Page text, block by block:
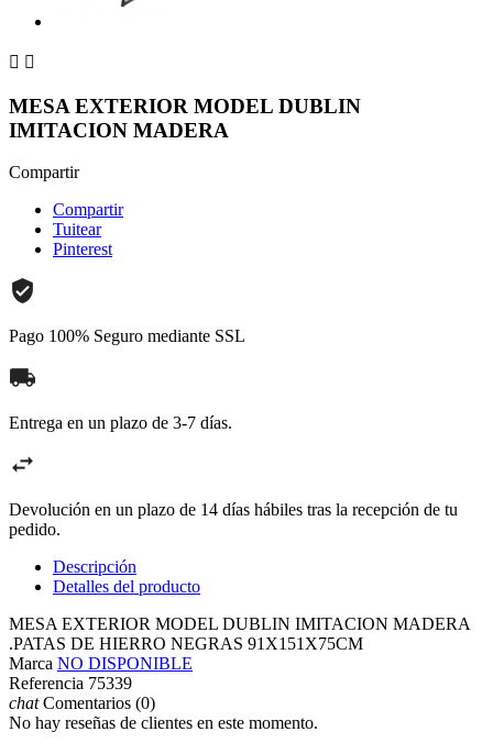
 
MESA EXTERIOR MODEL DUBLIN
IMITACION MADERA
Compartir
Compartir
Tuitear
Pinterest
Pago 100% Seguro mediante SSL
Entrega en un plazo de 3-7 días.
Devolución en un plazo de 14 días hábiles tras la recepción de tu
pedido.
Descripción
Detalles del producto
MESA EXTERIOR MODEL DUBLIN IMITACION MADERA
.PATAS DE HIERRO NEGRAS 91X151X75CM
Marca NO DISPONIBLE
Referencia 75339
chatComentarios (0)
No hay reseñas de clientes en este momento.